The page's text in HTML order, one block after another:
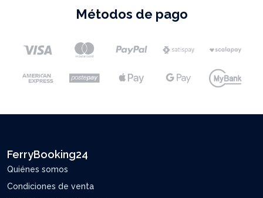
Métodos de pago
FerryBooking24
Quiénes somos
Condiciones de venta